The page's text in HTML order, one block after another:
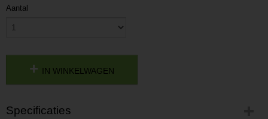
Aantal
IN WINKELWAGEN
Specificaties